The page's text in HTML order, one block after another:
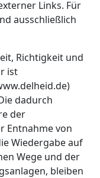
Links. Für
ausschließlich
Richtigkeit und
ist
dadurch
der
Entnahme von
Wiedergabe auf
Wege und der
bleiben